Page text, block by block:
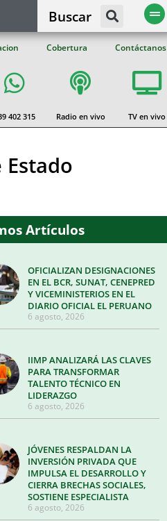
Buscar
Cobertura Contáctanos
402 315 Radio en vivo TV en vivo
Artículos
OFICIALIZAN DESIGNACIONES
EN EL BCR, SUNAT, CENEPRED
Y VICEMINISTERIOS EN EL
DIARIO OFICIAL EL PERUANO
6 agosto, 2026
IIMP ANALIZARÁ LAS CLAVES
PARA TRANSFORMAR
TALENTO TÉCNICO EN
LIDERAZGO
6 agosto, 2026
JÓVENES RESPALDAN LA
INVERSIÓN PRIVADA QUE
IMPULSA EL DESARROLLO Y
CIERRA BRECHAS SOCIALES,
SOSTIENE ESPECIALISTA
6 agosto, 2026